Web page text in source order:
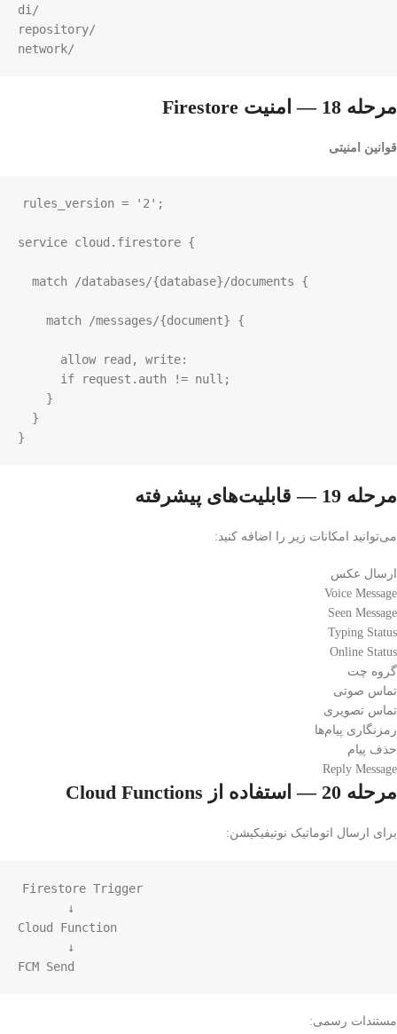
di/
repository/
network/
مرحله 18 — امنیت Firestore
قوانین امنیتی
rules_version = '2' ;
service cloud . firestore {
match /databases/{database}/documents {
match /messages/{document} {
allow read , write:
if
request . auth != null ;
}
مرحله 19 — قابلیت‌های پیشرفته
می‌توانید امکانات زیر را اضافه کنید:
ارسال عکس
Voice Message
Seen Message
Typing Status
Online Status
گروه چت
تماس صوتی
تماس تصویری
رمزنگاری پیام‌ها
حذف پیام
Reply Message
مرحله 20 — استفاده از Cloud Functions
برای ارسال اتوماتیک نوتیفیکیشن:
Firestore Trigger
Cloud Function
FCM Send
مستندات رسمی: